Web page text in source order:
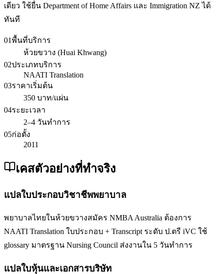
เดียว ใช้ยื่น Department of Home Affairs และ Immigration NZ ได้
ทันที
01พื้นที่บริการ
ห้วยขวาง (Huai Khwang)
02ประเภทบริการ
NAATI Translation
03ราคาเริ่มต้น
350 บาท/แผ่น
04ระยะเวลา
2–4 วันทำการ
05ก่อตั้ง
2011
เคสตัวอย่างที่ทำจริง
แปลใบประกอบวิชาชีพพยาบาล
พยาบาลไทยในห้วยขวางสมัคร NMBA Australia ต้องการ
NAATI Translation ใบประกอบ + Transcript ระดับ ป.ตรี iVC ใช้
glossary มาตรฐาน Nursing Council ส่งงานใน 5 วันทำการ
แปลใบหุ้นและเอกสารบริษัท